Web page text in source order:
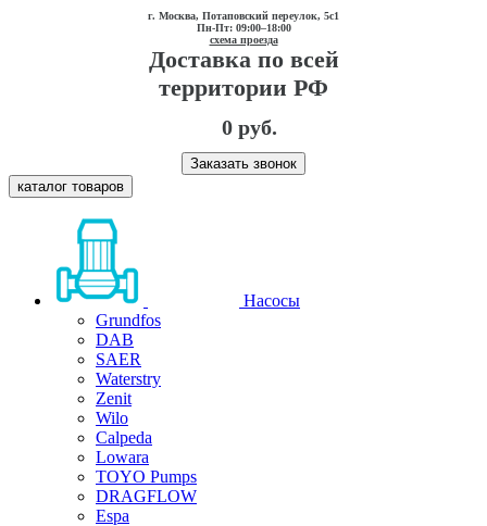
г. Москва, Потаповский переулок, 5с1
Пн-Пт: 09:00–18:00
схема проезда
Доставка по всей
территории РФ
0 руб.
Заказать звонок
каталог товаров
Насосы
Grundfos
DAB
SAER
Waterstry
Zenit
Wilo
Calpeda
Lowara
TOYO Pumps
DRAGFLOW
Espa